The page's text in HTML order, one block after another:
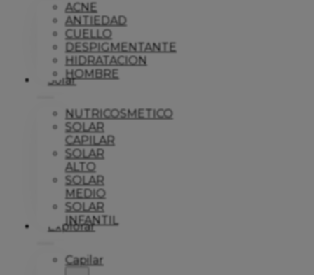
ACNE
ANTIEDAD
CUELLO
DESPIGMENTANTE
HIDRATACION
HOMBRE
Solar
NUTRICOSMETICO
SOLAR
CAPILAR
SOLAR
ALTO
SOLAR
MEDIO
SOLAR
INFANTIL
Explorar
Capilar